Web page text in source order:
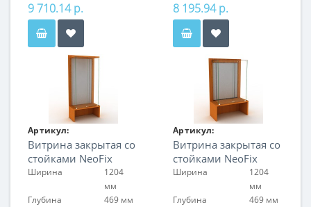
9 710.14 р. 8 195.94 р.
Артикул:
FIN.V.120.H.NF.00
Витрина закрытая со
стойками NeoFix
Ширина
1204
мм
Глубина
469 мм
Артикул:
FIN.V.120.S.NF.00
Витрина закрытая со
стойками NeoFix
Ширина
1204
мм
Глубина
469 мм